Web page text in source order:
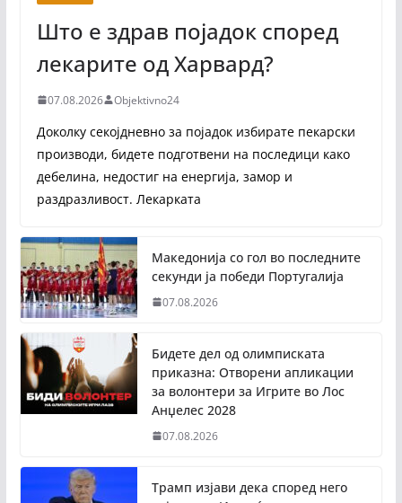
Што е здрав појадок според
лекарите од Харвард?
07.08.2026 Objektivno24
Доколку секојдневно за појадок избирате пекарски
производи, бидете подготвени на последици како
дебелина, недостиг на енергија, замор и
раздразливост. Лекарката
Македонија со гол во последните
секунди ја победи Португалија
07.08.2026
Бидете дел од олимписката
приказна: Отворени апликации
за волонтери за Игрите во Лос
Анџелес 2028
07.08.2026
Трамп изјави дека според него